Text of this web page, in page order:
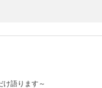
語ります～